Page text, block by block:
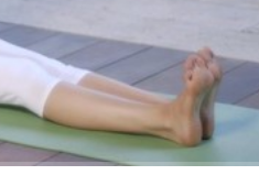
havbrise
vindens stemme
forårsskov